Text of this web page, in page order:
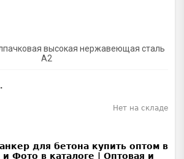
высокая нержавеющая сталь
А2
Нет на складе